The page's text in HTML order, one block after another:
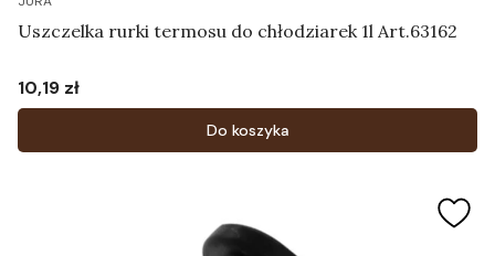
Uszczelka rurki termosu do chłodziarek 1l Art.63162
Cena
10,19 zł
Do koszyka